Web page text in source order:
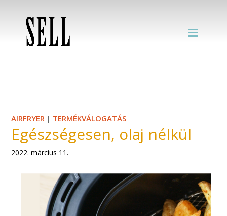
AIRFRYER | TERMÉKVÁLOGATÁS
Egészségesen, olaj nélkül
2022. március 11.